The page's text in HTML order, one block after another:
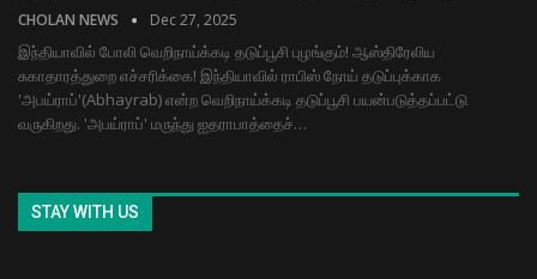
CHOLAN NEWS Dec 27, 2025
இந்தியாவில் போலி வெறிநாய்க்கடி தடுப்பூசி புழங்கும்! ஆஸ்திரேலிய
சுகாதாரத்துறை எச்சரிக்கை! இந்தியாவில் ராபிஸ் நோய் தடுப்புக்காக
'அபய்ராப்'(Abhayrab) என்ற வெறிநாய்க்கடி தடுப்பூசி பயன்படுத்தப்பட்டு
வருகிறது. 'அபய்ராப்' மருந்து ஐதராபாத்தைச்…
STAY WITH US